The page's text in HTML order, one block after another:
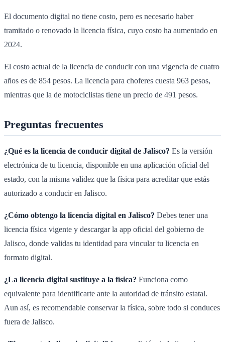
El documento digital no tiene costo, pero es necesario haber
tramitado o renovado la licencia física, cuyo costo ha aumentado en
2024.
El costo actual de la licencia de conducir con una vigencia de cuatro
años es de 854 pesos. La licencia para choferes cuesta 963 pesos,
mientras que la de motociclistas tiene un precio de 491 pesos.
Preguntas frecuentes
¿Qué es la licencia de conducir digital de Jalisco? Es la versión
electrónica de tu licencia, disponible en una aplicación oficial del
estado, con la misma validez que la física para acreditar que estás
autorizado a conducir en Jalisco.
¿Cómo obtengo la licencia digital en Jalisco? Debes tener una
licencia física vigente y descargar la app oficial del gobierno de
Jalisco, donde validas tu identidad para vincular tu licencia en
formato digital.
¿La licencia digital sustituye a la física? Funciona como
equivalente para identificarte ante la autoridad de tránsito estatal.
Aun así, es recomendable conservar la física, sobre todo si conduces
fuera de Jalisco.